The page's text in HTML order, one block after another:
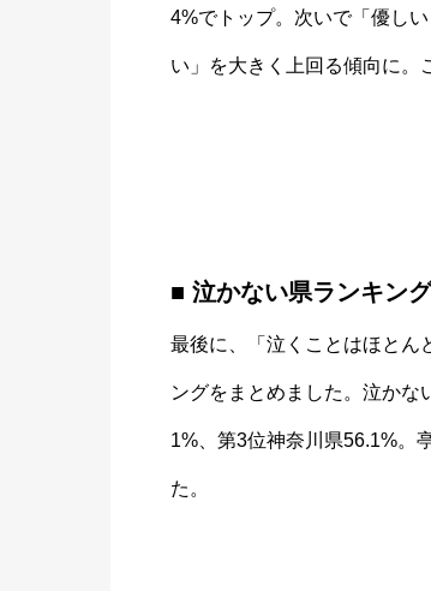
4%でトップ。次いで「優し
い」を大きく上回る傾向に。
■ 泣かない県ランキン
最後に、「泣くことはほとん
ングをまとめました。泣かな
1%、第3位神奈川県56.1%。
た。